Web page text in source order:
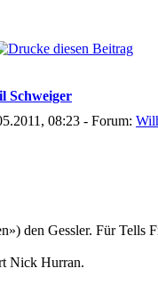
Schweiger
08:23 - Forum:
den Gessler. Für Tells
Nick Hurran.